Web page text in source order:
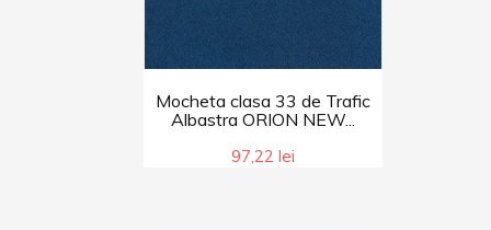
Mocheta clasa 33 de Trafic
Albastra ORION NEW...
97,22 lei